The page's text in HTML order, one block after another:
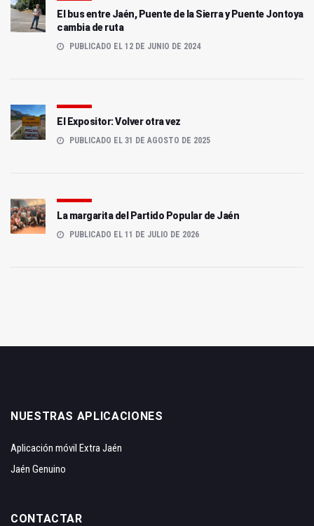
El bus entre Jaén, Puente de la Sierra y Puente Jontoya
cambia de ruta
PUBLICADO EL 12 DE JUNIO DE 2024
El Expositor: Volver otra vez
PUBLICADO EL 31 DE AGOSTO DE 2025
La margarita del Partido Popular de Jaén
PUBLICADO EL 11 DE JULIO DE 2026
NUESTRAS APLICACIONES
Aplicación móvil Extra Jaén
Jaén Genuino
CONTACTAR